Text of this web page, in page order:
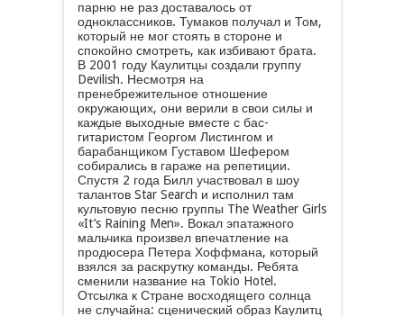
парню не раз доставалось от
одноклассников. Тумаков получал и Том,
который не мог стоять в стороне и
спокойно смотреть, как избивают брата.
В 2001 году Каулитцы создали группу
Devilish. Несмотря на
пренебрежительное отношение
окружающих, они верили в свои силы и
каждые выходные вместе с бас-
гитаристом Георгом Листингом и
барабанщиком Густавом Шефером
собирались в гараже на репетиции.
Спустя 2 года Билл участвовал в шоу
талантов Star Search и исполнил там
культовую песню группы The Weather Girls
«It’s Raining Men». Вокал эпатажного
мальчика произвел впечатление на
продюсера Петера Хоффмана, который
взялся за раскрутку команды. Ребята
сменили название на Tokio Hotel.
Отсылка к Стране восходящего солнца
не случайна: сценический образ Каулитц